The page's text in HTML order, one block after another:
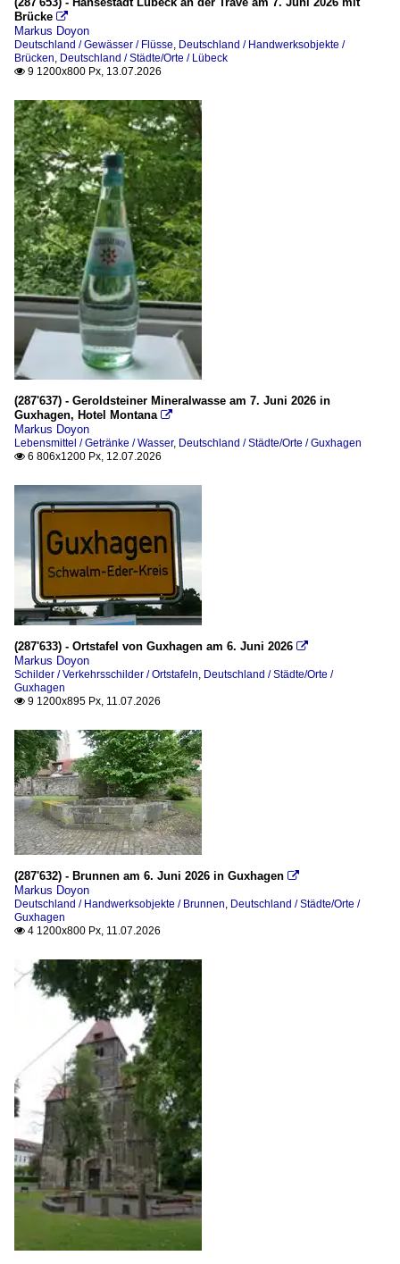
Brücke 
Markus Doyon
Deutschland / Gewässer / Flüsse, Deutschland / Handwerksobjekte /
Brücken, Deutschland / Städte/Orte / Lübeck
 9 1200x800 Px, 13.07.2026
(287'637) - Geroldsteiner Mineralwasse am 7. Juni 2026 in
Guxhagen, Hotel Montana 
Markus Doyon
Lebensmittel / Getränke / Wasser, Deutschland / Städte/Orte / Guxhagen
 6 806x1200 Px, 12.07.2026
(287'633) - Ortstafel von Guxhagen am 6. Juni 2026 
Markus Doyon
Schilder / Verkehrsschilder / Ortstafeln Deutschland / Städte/Orte /
Guxhagen
 9 1200x895 Px, 11.07.2026
(287'632) - Brunnen am 6. Juni 2026 in Guxhagen 
Markus Doyon
Deutschland / Handwerksobjekte / Brunnen Deutschland / Städte/Orte /
Guxhagen
 4 1200x800 Px, 11.07.2026